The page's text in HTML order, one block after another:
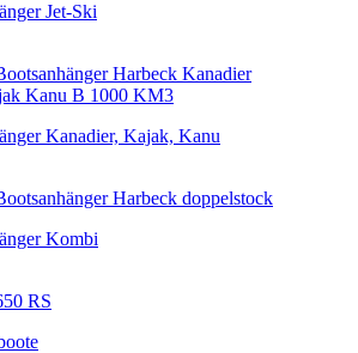
Jet-Ski
Kanadier, Kajak, Kanu
Kombi